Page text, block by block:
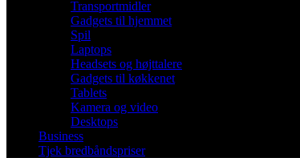
Transportmidler
Gadgets til hjemmet
Spil
Laptops
Headsets og højttalere
Gadgets til køkkenet
Tablets
Kamera og video
Desktops
Business
Tjek bredbåndspriser